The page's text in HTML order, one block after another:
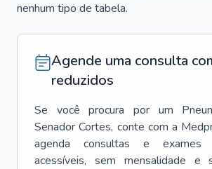
nenhum tipo de tabela.
Agende uma consulta
reduzidos
Se você procura por um
Senador Cortes, conte com a
agenda consultas e exames
acessíveis, sem mensalidade e